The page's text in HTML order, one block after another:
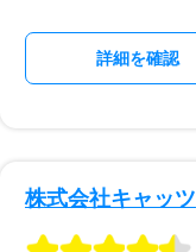
詳細を確認
株式会社キャッツ